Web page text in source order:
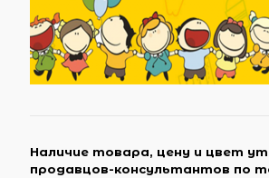
Наличие товара, цену и цвет
продавцов-консультантов по